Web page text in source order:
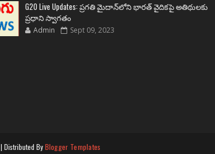
G20 Live Updates: ప్రగతి మైదాన్‌లోని భారత్ వైదికపై అతిథులకు
ప్రధాని స్వాగతం
Admin Sept 09, 2023
| Distributed ByBlogger Templates